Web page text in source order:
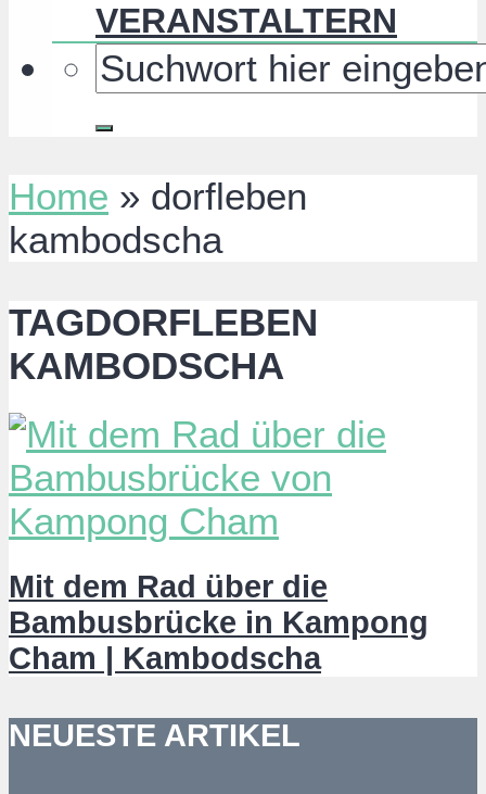
VERANSTALTERN
Home » dorfleben
kambodscha
TAGDORFLEBEN
KAMBODSCHA
Mit dem Rad über die
Bambusbrücke in Kampong
Cham | Kambodscha
NEUESTE ARTIKEL